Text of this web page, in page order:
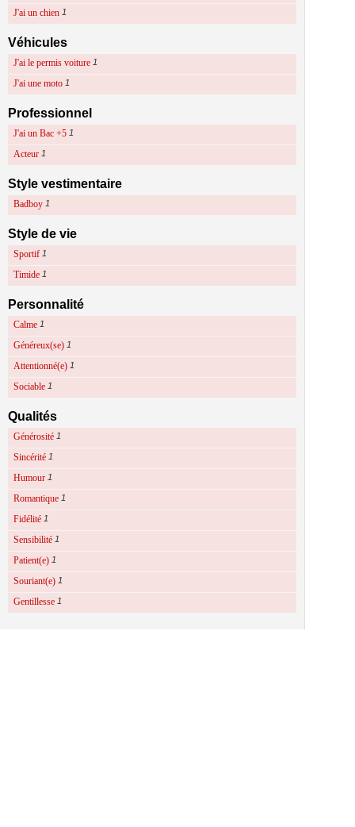
J'ai un chien 1
Véhicules
J'ai le permis voiture 1
J'ai une moto 1
Professionnel
J'ai un Bac +5 1
Acteur 1
Style vestimentaire
Badboy 1
Style de vie
Sportif 1
Timide 1
Personnalité
Calme 1
Généreux(se) 1
Attentionné(e) 1
Sociable 1
Qualités
Générosité 1
Sincérité 1
Humour 1
Romantique 1
Fidélité 1
Sensibilité 1
Patient(e) 1
Souriant(e) 1
Gentillesse 1